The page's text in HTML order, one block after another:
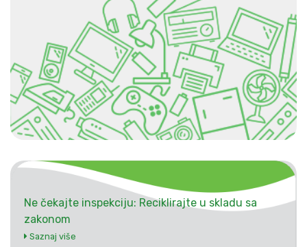
Ne čekajte inspekciju: Reciklirajte u skladu sa
zakonom
Saznaj više